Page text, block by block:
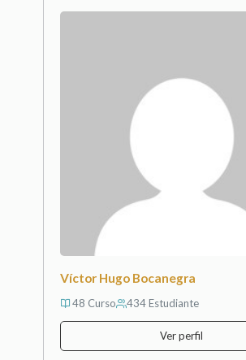
Víctor Hugo Bocanegra
48 Curso 434 Estudiante
Ver perfil